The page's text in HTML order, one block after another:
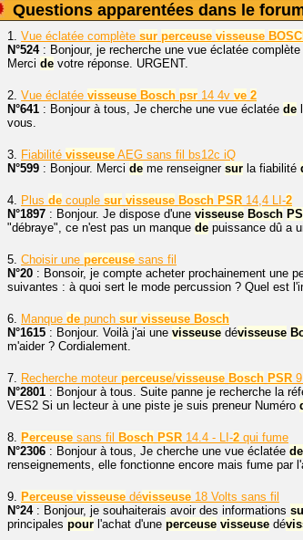
Questions apparentées dans le
1. Vue éclatée complète sur perceuse visseuse
N°524: Bonjour, je recherche une vue éclatée complète
Merci de votre réponse. URGENT.
2. Vue éclatée visseuse Bosch psr 14 4v ve 2
N°641 : Bonjour à tous, Je cherche une vue éclatée de
vous.
3. Fiabilité visseuse AEG sans fil bs12c iQ
N°599 : Bonjour. Merci de me renseigner sur la fiabilité
4. Plus de couple sur visseuse Bosch PSR 14,4 LI-2
N°1897 : Bonjour. Je dispose d'une visseuse Bosch
"débraye", ce n'est pas un manque de puissance dû a
5. Choisir une perceuse sans fil
N°20 : Bonsoir, je compte acheter prochainement une
suivantes : à quoi sert le mode percussion ? Quel est
6. Manque de punch sur visseuse Bosch
N°1615 : Bonjour. Voilà j'ai une visseuse dévisseuse
m'aider ? Cordialement.
7. Recherche moteur perceuse/visseuse Bosch PSR
N°2801 : Bonjour à tous. Suite panne je recherche la
VES2 Si un lecteur à une piste je suis preneur Numéro
8. Perceuse sans fil Bosch PSR 14.4 - LI-2 qui fume
N°2306 : Bonjour à tous, Je cherche une vue éclatée de
renseignements, elle fonctionne encore mais fume par
9. Perceuse visseuse dévisseuse 18 Volts sans fil
N°24: Bonjour, je souhaiterais avoir des informations
principales pour l'achat d'une perceuse visseuse dé